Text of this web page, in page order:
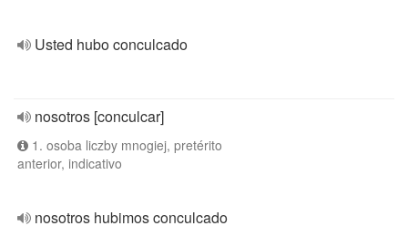
Usted hubo conculcado
nosotros [conculcar]
1. osoba liczby mnogiej, pretérito
anterior, indicativo
nosotros hubimos conculcado